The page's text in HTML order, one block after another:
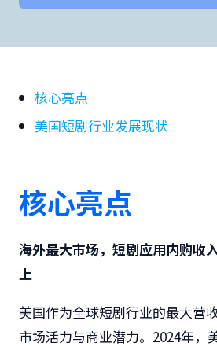
核心亮点
美国短剧行业发展现状
核心亮点
海外最大市场，短剧应用内购收
上
美国作为全球短剧行业的最大营
市场活力与商业潜力。2024年，